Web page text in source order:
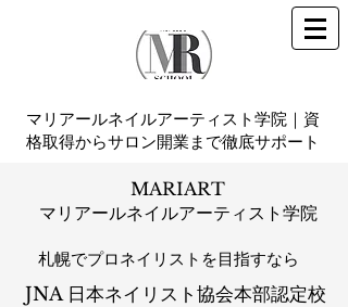
マリアールネイルアーティスト学院｜資
格取得からサロン開業まで徹底サポート
MARIART
マリアールネイルアーティスト学院
札幌​でプロネイリストを目指すなら
JNA 日本ネイリスト協会本部認定校